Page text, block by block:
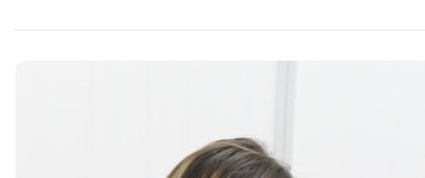
/ Acum